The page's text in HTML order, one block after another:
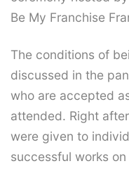
Be My Franchise
The conditions of
discussed in the
who are accepted
attended. Right
were given to
successful works